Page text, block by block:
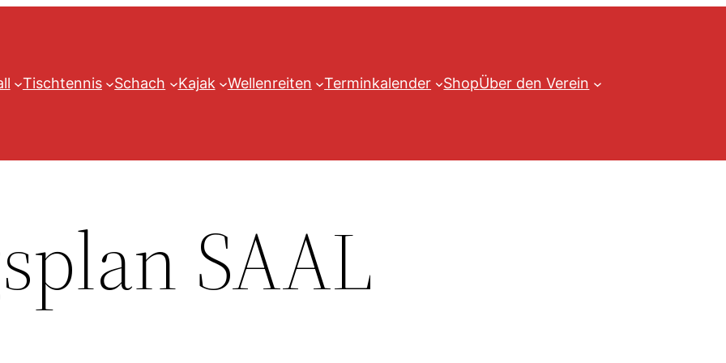
Tischtennis Schach Kajak Wellenreiten Terminkalender ShopÜber den Verein
SAAL